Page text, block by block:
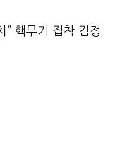
” 핵무기 집착 김정